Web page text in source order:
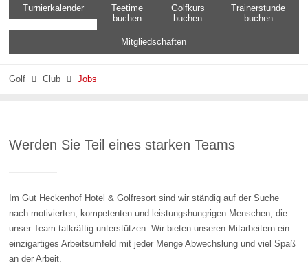
Turnierkalender
Teetime
buchen
Golfkurs
buchen
Trainerstunde
buchen
Mitgliedschaften
Golf  Club  Jobs
Werden Sie Teil eines starken Teams
Im Gut Heckenhof Hotel & Golfresort sind wir ständig auf der Suche
nach motivierten, kompetenten und leistungshungrigen Menschen, die
unser Team tatkräftig unterstützen. Wir bieten unseren Mitarbeitern ein
einzigartiges Arbeitsumfeld mit jeder Menge Abwechslung und viel Spaß
an der Arbeit.